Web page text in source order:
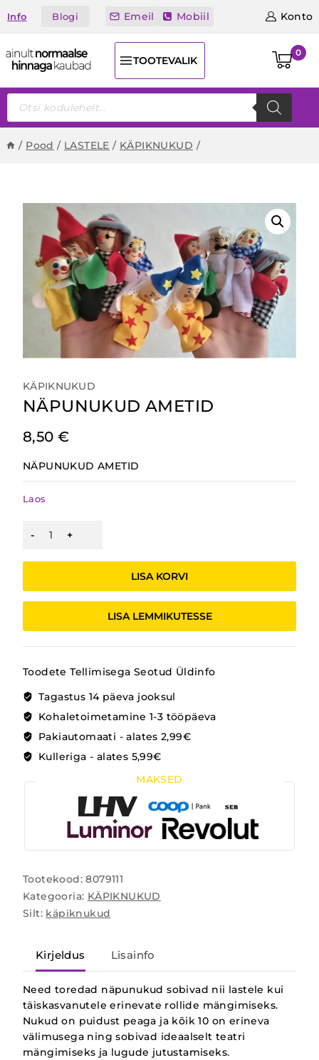
toInfo Blogi Emeil Mobiil Konto
TOOTEVALIK
0
Products
search
/ Pood / LASTELE / KÄPIKNUKUD /
KÄPIKNUKUD
NÄPUNUKUD AMETID
8,50 €
NÄPUNUKUD AMETID
Laos
kogus
LISA KORVI
LISA LEMMIKUTESSE
Toodete Tellimisega Seotud Üldinfo
Tagastus 14 päeva jooksul
Kohaletoimetamine 1-3 tööpäeva
Pakiautomaati - alates 2,99€
Kulleriga - alates 5,99€
MAKSED
Tootekood:8079111
Kategooria: KÄPIKNUKUD
Silt: käpiknukud
Kirjeldus Lisainfo
Need toredad näpunukud sobivad nii lastele kui
täiskasvanutele erinevate rollide mängimiseks.
Nukud on puidust peaga ja kõik 10 on erineva
välimusega ning sobivad ideaalselt teatri
mängimiseks ja lugude jutustamiseks.